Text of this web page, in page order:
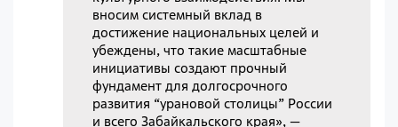
вносим системный вклад в
достижение национальных целей и
убеждены, что такие масштабные
инициативы создают прочный
фундамент для долгосрочного
развития “урановой столицы” России
и всего Забайкальского края», —